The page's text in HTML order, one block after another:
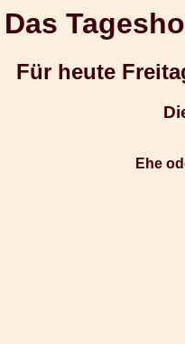
Das
Für heute
Ehe